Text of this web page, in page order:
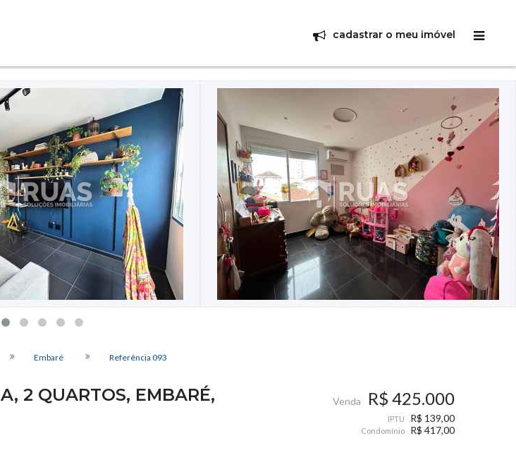
cadastrar o meu imóvel
Embaré Referência 093
2 QUARTOS, EMBARÉ,
Venda R$ 425.000
IPTU R$ 139,00
Condomínio R$ 417,00